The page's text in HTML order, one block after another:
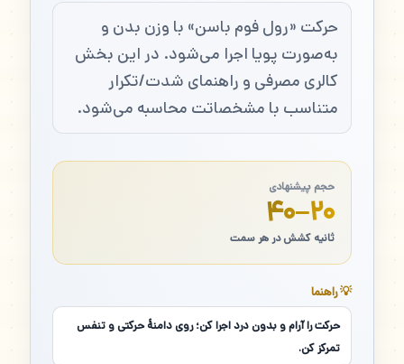
حرکت «رول فوم باسن» با وزن بدن و
به‌صورت پویا اجرا می‌شود. در این بخش
کالری مصرفی و راهنمای شدت/تکرار
متناسب با مشخصاتت محاسبه می‌شود.
حجم پیشنهادی
۲۰–۴۰
ثانیه کشش در هر سمت
💡 راهنما
حرکت را آرام و بدون درد اجرا کن؛ روی دامنهٔ حرکتی و تنفس
تمرکز کن.